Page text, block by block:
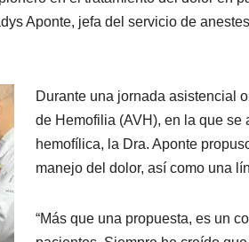
Aponte, jefa del servicio de
Durante una jornada asistencial
de Hemofilia (AVH), en la que se
hemofílica, la Dra. Aponte
manejo del dolor, así como una
“Más que una propuesta, es un